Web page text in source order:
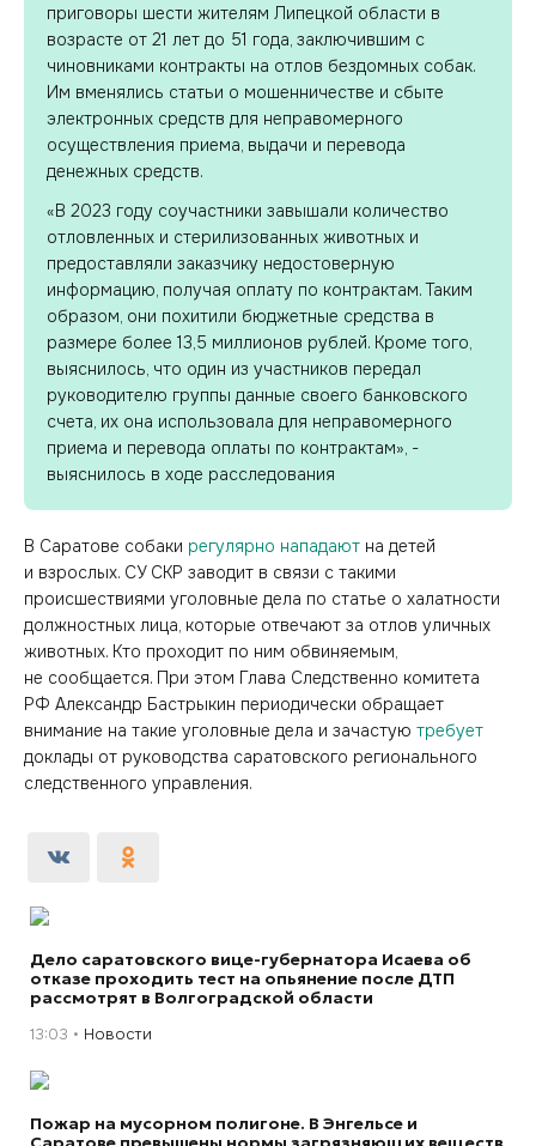
приговоры шести жителям Липецкой области в
возрасте от 21 лет до 51 года, заключившим с
чиновниками контракты на отлов бездомных собак.
Им вменялись статьи о мошенничестве и сбыте
электронных средств для неправомерного
осуществления приема, выдачи и перевода
денежных средств.
«В 2023 году соучастники завышали количество
отловленных и стерилизованных животных и
предоставляли заказчику недостоверную
информацию, получая оплату по контрактам. Таким
образом, они похитили бюджетные средства в
размере более 13,5 миллионов рублей. Кроме того,
выяснилось, что один из участников передал
руководителю группы данные своего банковского
счета, их она использовала для неправомерного
приема и перевода оплаты по контрактам», -
выяснилось в ходе расследования
В Саратове собаки регулярно нападают на детей
и взрослых. СУ СКР заводит в связи с такими
происшествиями уголовные дела по статье о халатности
должностных лица, которые отвечают за отлов уличных
животных. Кто проходит по ним обвиняемым,
не сообщается. При этом Глава Следственно комитета
РФ Александр Бастрыкин периодически обращает
внимание на такие уголовные дела и зачастую требует
доклады от руководства саратовского регионального
следственного управления.
Дело саратовского вице-губернатора Исаева об
отказе проходить тест на опьянение после ДТП
рассмотрят в Волгоградской области
13:03 Новости
Пожар на мусорном полигоне. В Энгельсе и